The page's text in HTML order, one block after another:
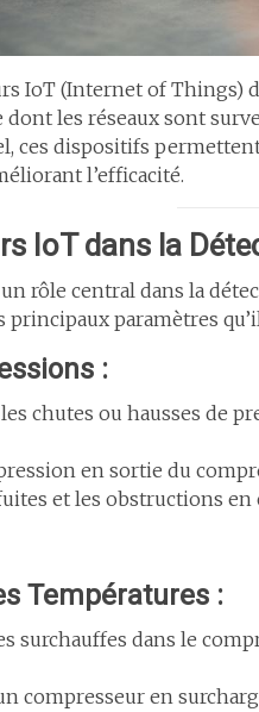
IoT (Internet of Things)
les réseaux sont
ces dispositifs
l’efficacité.
IoT dans la
rôle central dans la
principaux paramètres
:
chutes ou hausses de
en sortie du
et les obstructions
Températures :
surchauffes dans le
compresseur en